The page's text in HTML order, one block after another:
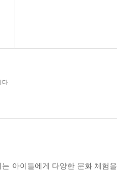
다.
아이들에게 다양한 문화 체험